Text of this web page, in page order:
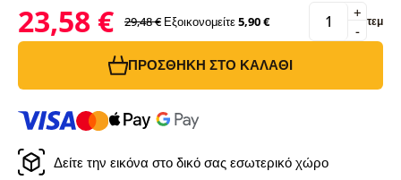
23,58 € 29,48 € Εξοικονομείτε5,90 € -
+ τεμ
ΠΡΟΣΘΉΚΗ ΣΤΟ ΚΑΛΆΘΙ
Δείτε την εικόνα στο δικό σας εσωτερικό χώρο